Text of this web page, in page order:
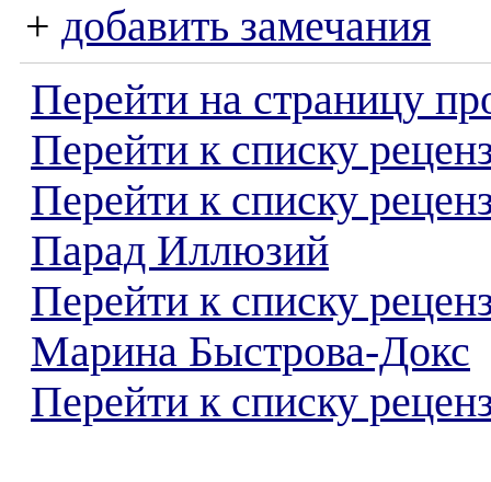
+ добавить замечания
Перейти на страницу
Перейти к списку
Перейти к списку
Парад Иллюзий
Перейти к списку
Марина Быстрова-Докс
Перейти к списку